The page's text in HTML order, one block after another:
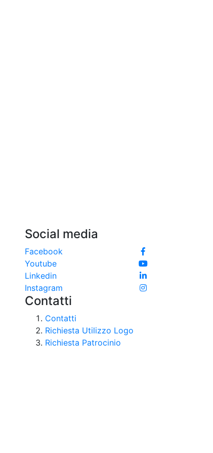
Social media
Facebook
Youtube
Linkedin
Instagram
Contatti
Contatti
Richiesta Utilizzo Logo
Richiesta Patrocinio